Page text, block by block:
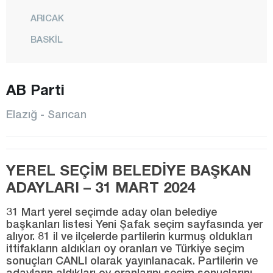
ARICAK
BASKİL
KARAKOÇAN
KOVANCILAR
MADEN
MERKEZ
MOLLAKENDİ
PALU
AB Parti
Elazığ - Sarıcan
YEREL SEÇİM BELEDİYE BAŞKAN
ADAYLARI – 31 MART 2024
31 Mart yerel seçimde aday olan belediye
başkanları listesi Yeni Şafak seçim sayfasında yer
alıyor. 81 il ve ilçelerde partilerin kurmuş oldukları
ittifakların aldıkları oy oranları ve Türkiye seçim
sonuçları CANLI olarak yayınlanacak. Partilerin ve